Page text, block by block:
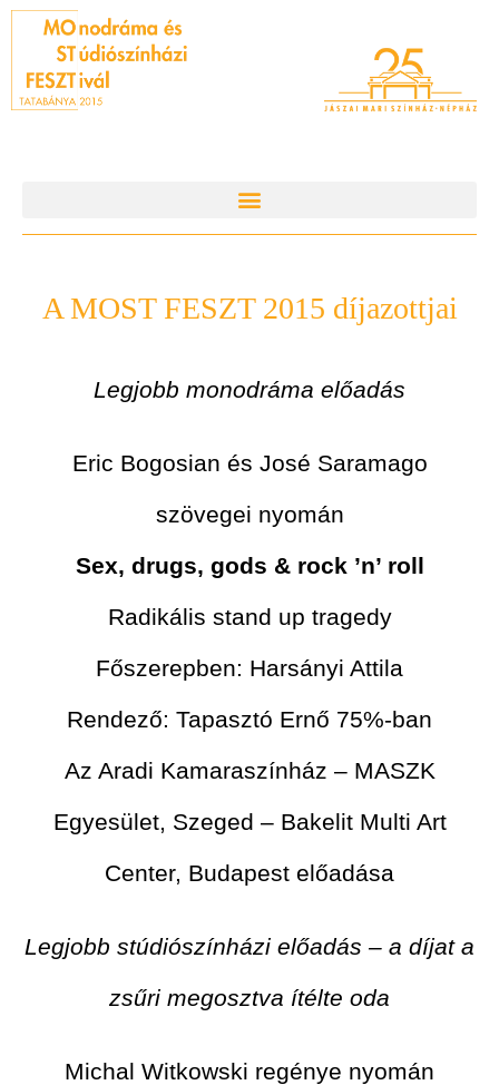
A MOST FESZT 2015 díjazottjai
Legjobb monodráma előadás
Eric Bogosian és José Saramago
szövegei nyomán
Sex, drugs, gods & rock ’n’ roll
Radikális stand up tragedy
Főszerepben: Harsányi Attila
Rendező: Tapasztó Ernő 75%-ban
Az Aradi Kamaraszínház – MASZK
Egyesület, Szeged – Bakelit Multi Art
Center, Budapest előadása
Legjobb stúdiószínházi előadás – a díjat a
zsűri megosztva ítélte oda
Michal Witkowski regénye nyomán